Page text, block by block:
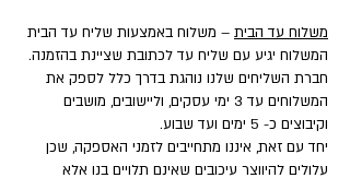
משלוח עד הבית – משלוח באמצעות שליח עד הבית
המשלוח יגיע עם שליח עד לכתובת שציינת בהזמנה.
חברת השליחים שלנו נוהגת בדרך כלל לספק את
המשלוחים עד 3 ימי עסקים, וליישובים, מושבים
וקיבוצים כ- 5 ימים ועד שבוע.
יחד עם זאת, איננו מתחייבים לזמני האספקה, שכן
עלולים להיווצר עיכובים שאינם תלויים בנו אלא